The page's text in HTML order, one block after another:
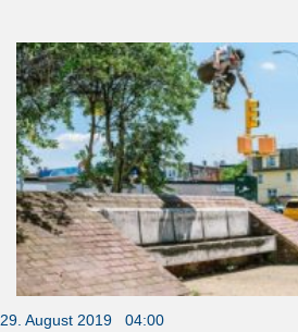
29. August 2019 04:00